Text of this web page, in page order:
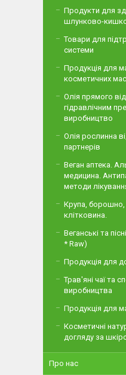
Продукти для
шлунково-
Товари для
системи
Продукція для
косметичних
Олія прямого
гідравлічним
виробництво
Олія рослинна
партнерів
Веган аптека.
медицина.
методи
Крупа, борошно,
клітковина.
Веганські та
* Raw)
Продукція для
Трав'яні чаї та
виробництва
Продукція для
Косметичні
догляду за
Про нас